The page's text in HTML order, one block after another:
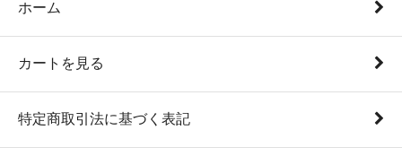
ホーム
カートを見る
特定商取引法に基づく表記